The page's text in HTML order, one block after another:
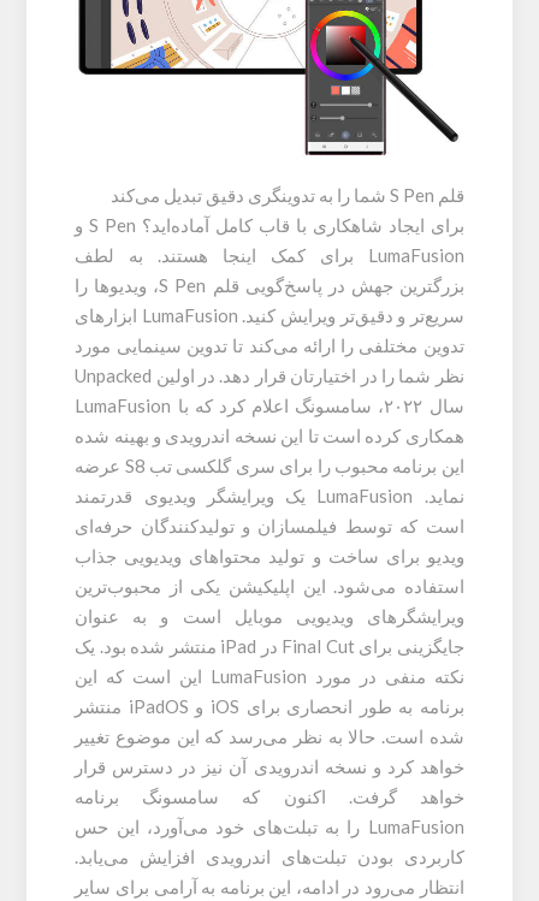
قلم S Pen شما را به تدوینگری دقیق تبدیل می‌کند
برای ایجاد شاهکاری با قاب کامل آماده‌اید؟ S Pen و
LumaFusion برای کمک اینجا هستند. به لطف
بزرگترین جهش در پاسخ‌گویی قلم S Pen، ویدیوها را
سریع‌تر و دقیق‌تر ویرایش کنید. LumaFusion ابزارهای
تدوین مختلفی را ارائه می‌کند تا تدوین سینمایی مورد
نظر شما را در اختیارتان قرار دهد. در اولین Unpacked
سال ۲۰۲۲، سامسونگ اعلام کرد که با LumaFusion
همکاری کرده است تا این نسخه اندرویدی و بهینه شده
این برنامه محبوب را برای سری گلکسی تب S8 عرضه
نماید. LumaFusion یک ویرایشگر ویدیوی قدرتمند
است که توسط فیلمسازان و تولیدکنندگان حرفه‌ای
ویدیو برای ساخت و تولید محتواهای ویدیویی جذاب
استفاده می‌شود. این اپلیکیشن یکی از محبوب‌ترین
ویرایشگرهای ویدیویی موبایل است و به عنوان
جایگزینی برای Final Cut در iPad منتشر شده بود. یک
نکته منفی در مورد LumaFusion این است که این
برنامه به طور انحصاری برای iOS و iPadOS منتشر
شده است. حالا به نظر می‌رسد که این موضوع تغییر
خواهد کرد و نسخه اندرویدی آن نیز در دسترس قرار
خواهد گرفت. اکنون که سامسونگ برنامه
LumaFusion را به تبلت‌های خود می‌آورد، این حس
کاربردی بودن تبلت‌های اندرویدی افزایش می‌یابد.
انتظار می‌رود در ادامه، این برنامه به آرامی برای سایر